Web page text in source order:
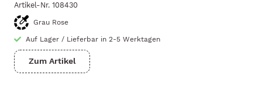
Artikel-Nr. 108430
Grau Rose
Auf Lager / Lieferbar in 2-5 Werktagen
Zum Artikel